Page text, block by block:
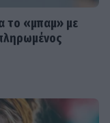
το «μπαμ» με